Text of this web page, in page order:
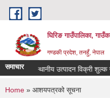
Skip to main content
घिरिङ गाउँपालिका,
गण्डकी प्रदेश, तनहुँ, नेपाल
समाचार स्थानीय उत्पादन विक्री शुल्क
You are here
Home » आशयपत्रको सूचना